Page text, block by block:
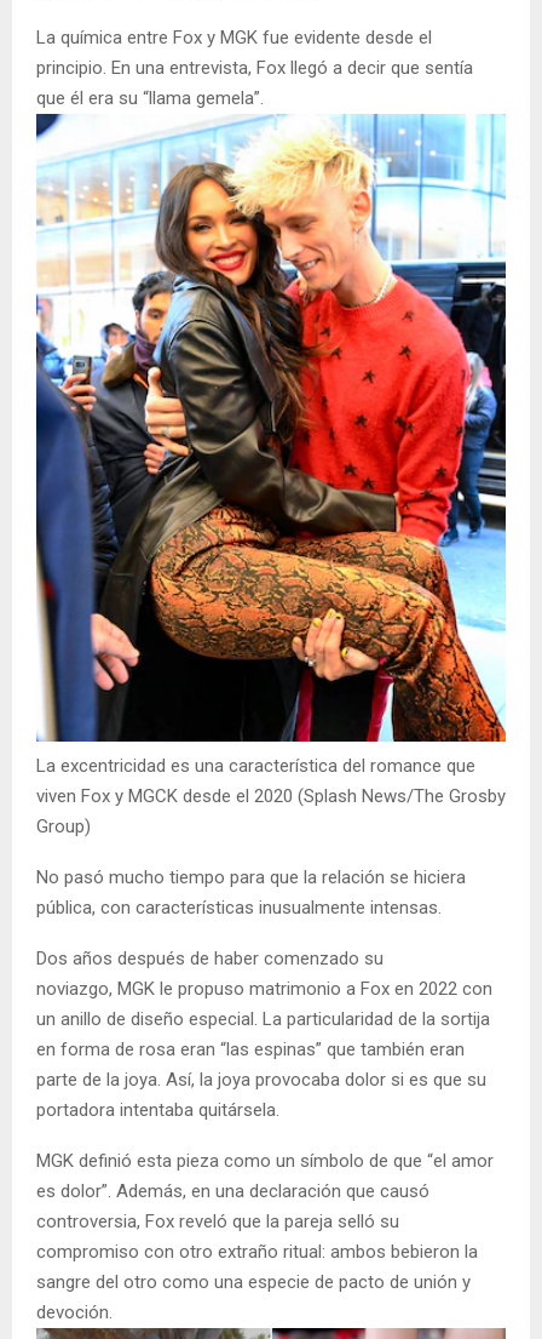
La química entre Fox y MGK fue evidente desde el
principio. En una entrevista, Fox llegó a decir que sentía
que él era su “llama gemela”.
La excentricidad es una característica del romance que
viven Fox y MGCK desde el 2020 (Splash News/The Grosby
Group)
No pasó mucho tiempo para que la relación se hiciera
pública, con características inusualmente intensas.
Dos años después de haber comenzado su
noviazgo, MGK le propuso matrimonio a Fox en 2022 con
un anillo de diseño especial. La particularidad de la sortija
en forma de rosa eran “las espinas” que también eran
parte de la joya. Así, la joya provocaba dolor si es que su
portadora intentaba quitársela.
MGK definió esta pieza como un símbolo de que “el amor
es dolor”. Además, en una declaración que causó
controversia, Fox reveló que la pareja selló su
compromiso con otro extraño ritual: ambos bebieron la
sangre del otro como una especie de pacto de unión y
devoción.